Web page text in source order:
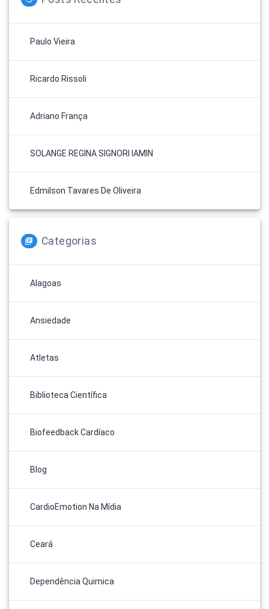
Paulo Vieira
Ricardo Rissoli
Adriano França
SOLANGE REGINA SIGNORI IAMIN
Edmilson Tavares De Oliveira
Categorias
Alagoas
Ansiedade
Atletas
Biblioteca Científica
Biofeedback Cardíaco
Blog
CardioEmotion Na Mídia
Ceará
Dependência Quimica